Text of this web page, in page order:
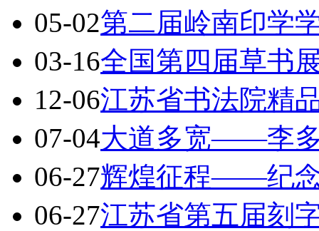
05-02第二届岭南印学
03-16全国第四届草书
12-06江苏省书法院精
07-04大道多宽——李
06-27辉煌征程——纪
06-27江苏省第五届刻